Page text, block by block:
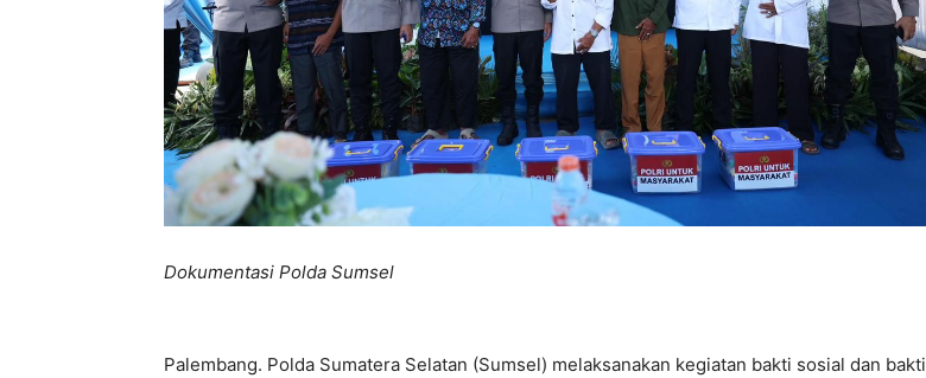
Dokumentasi Polda Sumsel
Palembang. Polda Sumatera Selatan (Sumsel) melaksanakan kegiatan bakti sosial dan bakti